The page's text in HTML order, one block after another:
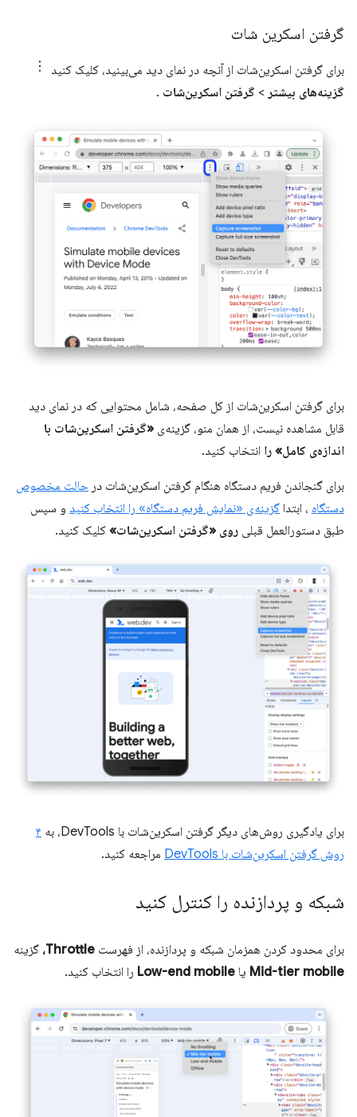
گرفتن اسکرین شات
برای گرفتن اسکرین‌شات از آنچه در نمای دید می‌بینید، کلیک کنید
گزینه‌های بیشتر > گرفتن اسکرین‌شات .
برای گرفتن اسکرین‌شات از کل صفحه، شامل محتوایی که در نمای دید
قابل مشاهده نیست، از همان منو، گزینه‌ی «گرفتن اسکرین‌شات با
اندازه‌ی کامل» را انتخاب کنید.
برای گنجاندن فریم دستگاه هنگام گرفتن اسکرین‌شات در حالت مخصوص
دستگاه ، ابتدا گزینه‌ی «نمایش فریم دستگاه» را انتخاب کنید و سپس
طبق دستورالعمل قبلی روی «گرفتن اسکرین‌شات» کلیک کنید.
برای یادگیری روش‌های دیگر گرفتن اسکرین‌شات با DevTools، به
۴
روش گرفتن اسکرین‌شات با DevTools
مراجعه کنید.
شبکه و پردازنده را کنترل کنید
برای محدود کردن همزمان شبکه و پردازنده، از فهرست Throttle، گزینه
Mid-tier mobile یا Low-end mobile را انتخاب کنید.